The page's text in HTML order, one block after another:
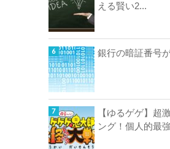
える賢い2...
銀行の暗証番号
【ゆるゲゲ】超
ング！個人的最